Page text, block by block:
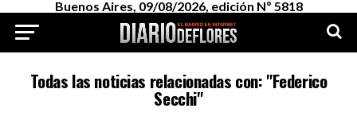
Buenos Aires, 09/08/2026, edición Nº 5818
Todas las noticias relacionadas con: "Federico
Secchi"